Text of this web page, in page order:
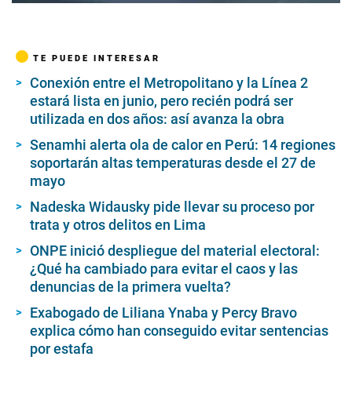
TE PUEDE INTERESAR
Conexión entre el Metropolitano y la Línea 2
estará lista en junio, pero recién podrá ser
utilizada en dos años: así avanza la obra
Senamhi alerta ola de calor en Perú: 14 regiones
soportarán altas temperaturas desde el 27 de
mayo
Nadeska Widausky pide llevar su proceso por
trata y otros delitos en Lima
ONPE inició despliegue del material electoral:
¿Qué ha cambiado para evitar el caos y las
denuncias de la primera vuelta?
Exabogado de Liliana Ynaba y Percy Bravo
explica cómo han conseguido evitar sentencias
por estafa